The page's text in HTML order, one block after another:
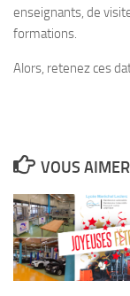
enseignants, de
formations.
Alors, retenez ces
VOUS